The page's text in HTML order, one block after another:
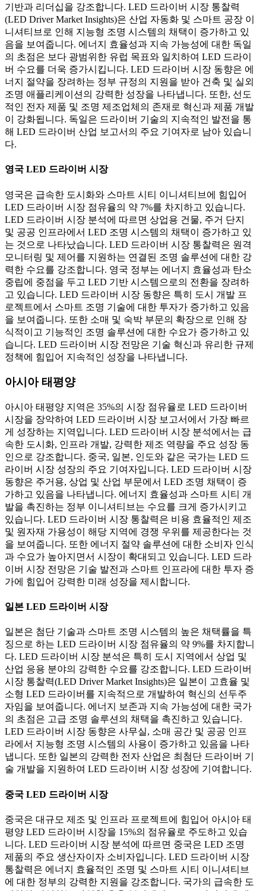
기반과 리더십을 강조합니다. LED 드라이버 시장 통찰력
(LED Driver Market Insights)은 산업 자동화 및 스마트 공장 이
니셔티브로 인해 지능형 조명 시스템의 채택이 증가하고 있
음을 보여줍니다. 에너지 효율성과 지속 가능성에 대한 독일
의 초점은 보다 광범위한 유럽 목표와 일치하여 LED 드라이
버 수요를 더욱 증가시킵니다. LED 드라이버 시장 동향은 에
너지 절약을 장려하는 정부 규정의 지원을 받아 건축 및 실외
조명 애플리케이션의 강력한 성장을 나타냅니다. 또한, 선도
적인 전자 제품 및 조명 제조업체의 존재로 혁신과 제품 개발
이 강화됩니다. 독일은 드라이버 기술의 지속적인 발전을 통
해 LED 드라이버 산업 보고서의 주요 기여자로 남아 있습니
다.
영국 LED 드라이버 시장
영국은 급속한 도시화와 스마트 시티 이니셔티브에 힘입어
LED 드라이버 시장 점유율의 약 7%를 차지하고 있습니다.
LED 드라이버 시장 분석에 따르면 상업용 건물, 주거 단지
및 공공 인프라에서 LED 조명 시스템의 채택이 증가하고 있
는 것으로 나타났습니다. LED 드라이버 시장 통찰력은 원격
모니터링 및 제어를 지원하는 연결된 조명 솔루션에 대한 강
력한 수요를 강조합니다. 영국 정부는 에너지 효율성과 탄소
중립에 중점을 두고 LED 기반 시스템으로의 전환을 장려하
고 있습니다. LED 드라이버 시장 동향은 특히 도시 개발 프
로젝트에서 스마트 조명 기술에 대한 투자가 증가하고 있음
을 보여줍니다. 또한 소매 및 숙박 부문의 확장으로 인해 장
식적이고 기능적인 조명 솔루션에 대한 수요가 증가하고 있
습니다. LED 드라이버 시장 전망은 기술 혁신과 유리한 규제
정책에 힘입어 지속적인 성장을 나타냅니다.
아시아 태평양
아시아 태평양 지역은 35%의 시장 점유율로 LED 드라이버
시장을 장악하여 LED 드라이버 시장 보고서에서 가장 빠르
게 성장하는 지역입니다. LED 드라이버 시장 분석에서는 급
속한 도시화, 인프라 개발, 강력한 제조 역량을 주요 성장 동
인으로 강조합니다. 중국, 일본, 인도와 같은 국가는 LED 드
라이버 시장 성장의 주요 기여자입니다. LED 드라이버 시장
동향은 주거용, 상업 및 산업 부문에서 LED 조명 채택이 증
가하고 있음을 나타냅니다. 에너지 효율성과 스마트 시티 개
발을 촉진하는 정부 이니셔티브는 수요를 크게 증가시키고
있습니다. LED 드라이버 시장 통찰력은 비용 효율적인 제조
및 원자재 가용성이 해당 지역에 경쟁 우위를 제공한다는 것
을 보여줍니다. 또한 에너지 절약 솔루션에 대한 소비자 인식
과 수요가 높아지면서 시장이 확대되고 있습니다. LED 드라
이버 시장 전망은 기술 발전과 스마트 인프라에 대한 투자 증
가에 힘입어 강력한 미래 성장을 제시합니다.
일본 LED 드라이버 시장
일본은 첨단 기술과 스마트 조명 시스템의 높은 채택률을 특
징으로 하는 LED 드라이버 시장 점유율의 약 9%를 차지합니
다. LED 드라이버 시장 분석은 특히 도시 지역에서 상업 및
산업 응용 분야의 강력한 수요를 강조합니다. LED 드라이버
시장 통찰력(LED Driver Market Insights)은 일본이 고효율 및
소형 LED 드라이버를 지속적으로 개발하여 혁신의 선두주
자임을 보여줍니다. 에너지 보존과 지속 가능성에 대한 국가
의 초점은 고급 조명 솔루션의 채택을 촉진하고 있습니다.
LED 드라이버 시장 동향은 사무실, 소매 공간 및 공공 인프
라에서 지능형 조명 시스템의 사용이 증가하고 있음을 나타
냅니다. 또한 일본의 강력한 전자 산업은 최첨단 드라이버 기
술 개발을 지원하여 LED 드라이버 시장 성장에 기여합니다.
중국 LED 드라이버 시장
중국은 대규모 제조 및 인프라 프로젝트에 힘입어 아시아 태
평양 LED 드라이버 시장을 15%의 점유율로 주도하고 있습
니다. LED 드라이버 시장 분석에 따르면 중국은 LED 조명
제품의 주요 생산자이자 소비자입니다. LED 드라이버 시장
통찰력은 에너지 효율적인 조명 및 스마트 시티 이니셔티브
에 대한 정부의 강력한 지원을 강조합니다. 국가의 급속한 도